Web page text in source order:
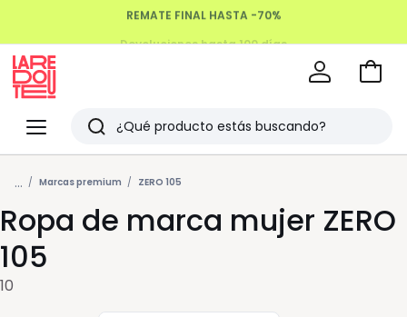
Menu
Redoute
Buscar
Últimos
artículos
vistos
Ir
... Marcas premium ZERO 105
Ropa de marca mujer ZERO
105
10